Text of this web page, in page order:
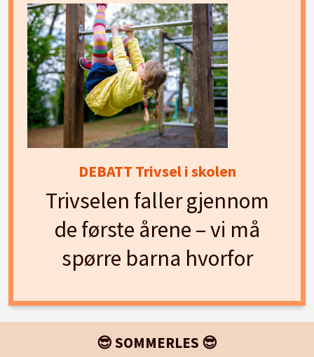
DEBATT Trivsel i skolen
Trivselen faller gjennom
de første årene – vi må
spørre barna hvorfor
😎 SOMMERLES 😎